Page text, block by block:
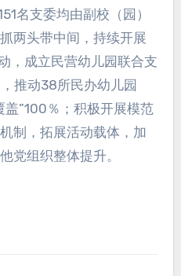
名支委均由副校（园）
两头带中间，持续开展
，成立民营幼儿园联合支
推动38所民办幼儿园
盖”100％；积极开展模范
制，拓展活动载体，加
党组织整体提升。